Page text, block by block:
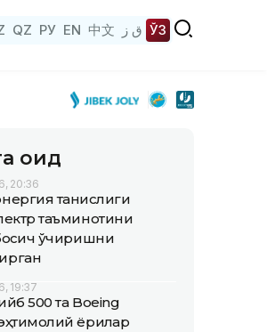
QZ РУ EN 中文 ق ز ЎЗ
оид
20:36
танқислиги
таъминотини
ўчиришни
19:37
500 та Boeing
ёриқлар